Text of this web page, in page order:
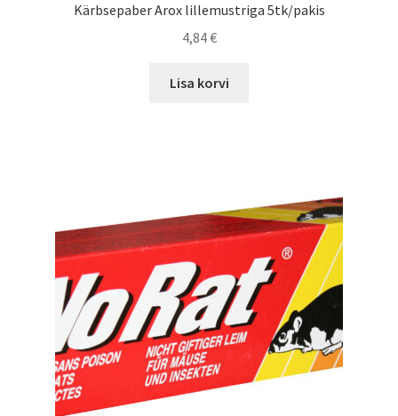
Kärbsepaber Arox lillemustriga 5tk/pakis
4,84€
Lisa korvi